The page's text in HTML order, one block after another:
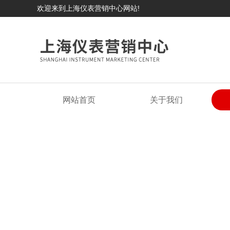
欢迎来到上海仪表营销中心网站!
网站首页 关于我们